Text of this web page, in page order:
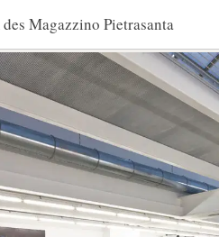
Magazzino Pietrasanta